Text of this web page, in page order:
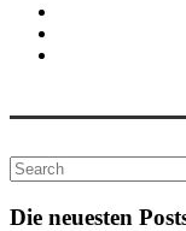
Die neuesten